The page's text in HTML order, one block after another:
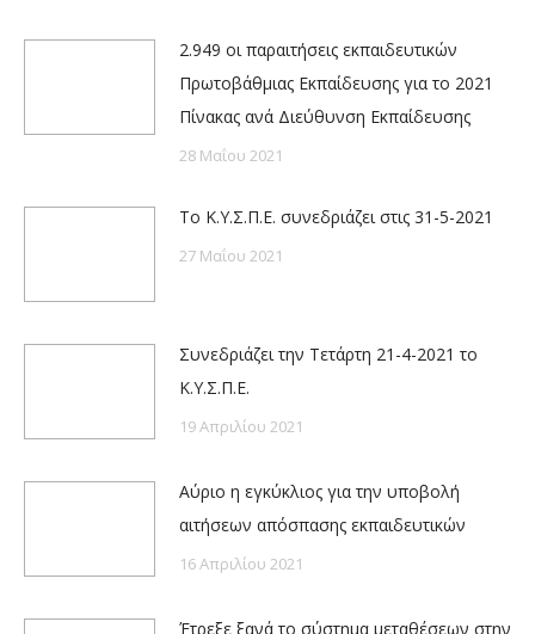
2.949 οι παραιτήσεις εκπαιδευτικών
Πρωτοβάθμιας Εκπαίδευσης για το 2021
Πίνακας ανά Διεύθυνση Εκπαίδευσης
28 Μαΐου 2021
Το Κ.Υ.Σ.Π.Ε. συνεδριάζει στις 31-5-2021
27 Μαΐου 2021
Συνεδριάζει την Τετάρτη 21-4-2021 το
Κ.Υ.Σ.Π.Ε.
19 Απριλίου 2021
Αύριο η εγκύκλιος για την υποβολή
αιτήσεων απόσπασης εκπαιδευτικών
16 Απριλίου 2021
Έτρεξε ξανά το σύστημα μεταθέσεων στην